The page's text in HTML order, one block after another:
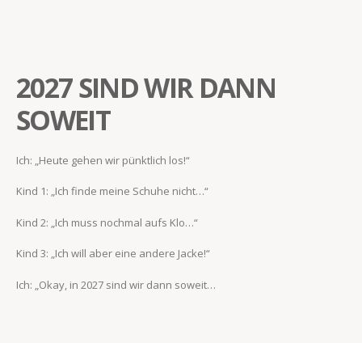
2027 SIND WIR DANN
SOWEIT
Ich: „Heute gehen wir pünktlich los!“
Kind 1: „Ich finde meine Schuhe nicht…“
Kind 2: „Ich muss nochmal aufs Klo…“
Kind 3: „Ich will aber eine andere Jacke!“
Ich: „Okay, in 2027 sind wir dann soweit…